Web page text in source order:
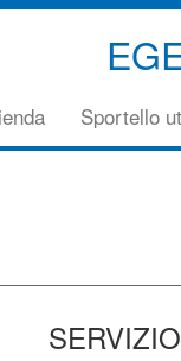
Sportello